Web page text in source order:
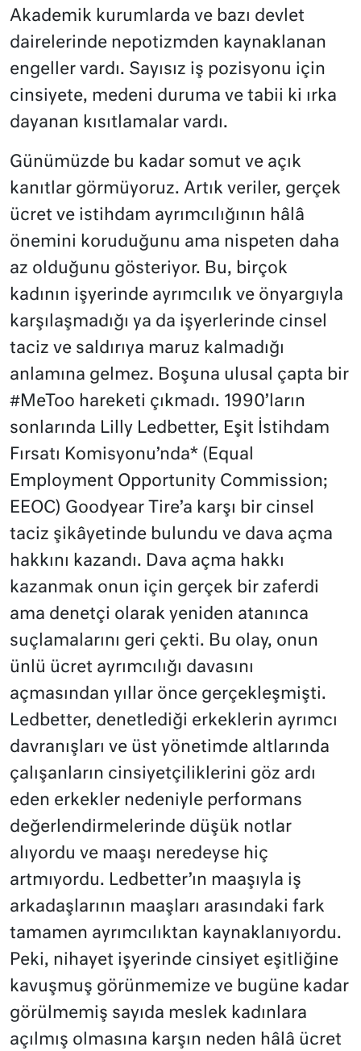
Akademik kurumlarda ve bazı devlet
dairelerinde nepotizmden kaynaklanan
engeller vardı. Sayısız iş pozisyonu için
cinsiyete, medeni duruma ve tabii ki ırka
dayanan kısıtlamalar vardı.
Günümüzde bu kadar somut ve açık
kanıtlar görmüyoruz. Artık veriler, gerçek
ücret ve istihdam ayrımcılığının hâlâ
önemini koruduğunu ama nispeten daha
az olduğunu gösteriyor. Bu, birçok
kadının işyerinde ayrımcılık ve önyargıyla
karşılaşmadığı ya da işyerlerinde cinsel
taciz ve saldırıya maruz kalmadığı
anlamına gelmez. Boşuna ulusal çapta bir
#MeToo hareketi çıkmadı. 1990’ların
sonlarında Lilly Ledbetter, Eşit İstihdam
Fırsatı Komisyonu’nda* (Equal
Employment Opportunity Commission;
EEOC) Goodyear Tire’a karşı bir cinsel
taciz şikâyetinde bulundu ve dava açma
hakkını kazandı. Dava açma hakkı
kazanmak onun için gerçek bir zaferdi
ama denetçi olarak yeniden atanınca
suçlamalarını geri çekti. Bu olay, onun
ünlü ücret ayrımcılığı davasını
açmasından yıllar önce gerçekleşmişti.
Ledbetter, denetlediği erkeklerin ayrımcı
davranışları ve üst yönetimde altlarında
çalışanların cinsiyetçiliklerini göz ardı
eden erkekler nedeniyle performans
değerlendirmelerinde düşük notlar
alıyordu ve maaşı neredeyse hiç
artmıyordu. Ledbetter’ın maaşıyla iş
arkadaşlarının maaşları arasındaki fark
tamamen ayrımcılıktan kaynaklanıyordu.
Peki, nihayet işyerinde cinsiyet eşitliğine
kavuşmuş görünmemize ve bugüne kadar
görülmemiş sayıda meslek kadınlara
açılmış olmasına karşın neden hâlâ ücret